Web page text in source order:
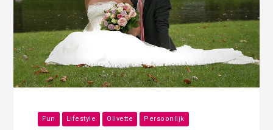
Fun Lifestyle Olivette Persoonlijk